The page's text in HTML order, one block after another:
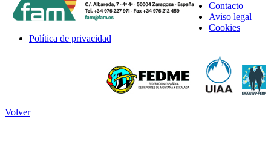
Contacto
Aviso legal
Cookies
Política de privacidad
Volver